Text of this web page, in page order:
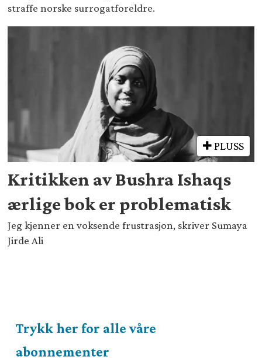
straffe norske surrogatforeldre.
PLUSS
Kritikken av Bushra Ishaqs
ærlige bok er problematisk
Jeg kjenner en voksende frustrasjon, skriver Sumaya
Jirde Ali
Trykk her for alle våre
abonnementer